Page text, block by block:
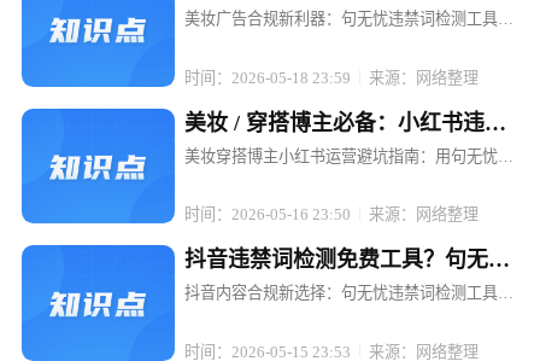
具句无忧强烈推荐
美妆广告合规新利器：句无忧违禁词检测工具，
放已成为品牌推广的重要手段。然而，随着广告
法的日益严格和各平台规则的不断更新，美妆广
告中的违禁词问题成了众多品牌和...
时间：2026-05-18 23:59 来源：网络整理
美妆 / 穿搭博主必备：小红书违禁
词检测工具句无忧
美妆穿搭博主小红书运营避坑指南：用句无忧搞
记可能因一句"最显瘦"被限流，一场美妆直播可
能因"美白神器"被平台下架。对于依赖内容输出
的美妆穿搭博主而言，违禁词...
时间：2026-05-16 23:50 来源：网络整理
抖音违禁词检测免费工具？句无忧
满足合规需求
抖音内容合规新选择：句无忧违禁词检测工具，
发展的当下，内容创作者和电商运营者们面临着
时间：2026-05-15 23:53 来源：网络整理